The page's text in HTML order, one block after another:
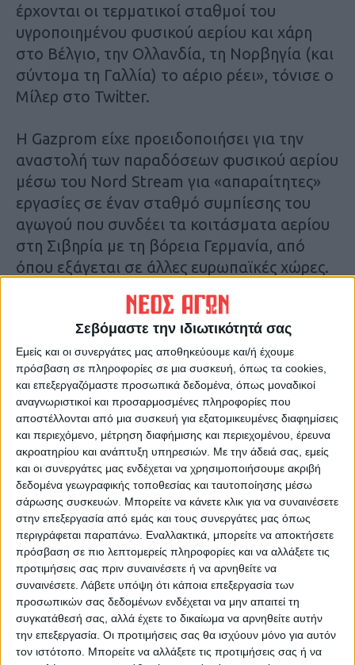
Σεβόμαστε την ιδιωτικότητά σας
Εμείς και οι συνεργάτες μας αποθηκεύουμε και/ή έχουμε
πρόσβαση σε πληροφορίες σε μια συσκευή, όπως τα cookies,
και επεξεργαζόμαστε προσωπικά δεδομένα, όπως μοναδικοί
αναγνωριστικοί και προσαρμοσμένες πληροφορίες που
αποστέλλονται από μια συσκευή για εξατομικευμένες διαφημίσεις
και περιεχόμενο, μέτρηση διαφήμισης και περιεχομένου, έρευνα
ακροατηρίου και ανάπτυξη υπηρεσιών. Με την άδειά σας, εμείς
και οι συνεργάτες μας ενδέχεται να χρησιμοποιήσουμε ακριβή
δεδομένα γεωγραφικής τοποθεσίας και ταυτοποίησης μέσω
σάρωσης συσκευών. Μπορείτε να κάνετε κλικ για να συναινέσετε
στην επεξεργασία από εμάς και τους συνεργάτες μας όπως
περιγράφεται παραπάνω. Εναλλακτικά, μπορείτε να αποκτήσετε
πρόσβαση σε πιο λεπτομερείς πληροφορίες και να αλλάξετε τις
προτιμήσεις σας πριν συναινέσετε ή να αρνηθείτε να
συναινέσετε. Λάβετε υπόψη ότι κάποια επεξεργασία των
προσωπικών σας δεδομένων ενδέχεται να μην απαιτεί τη
συγκατάθεσή σας, αλλά έχετε το δικαίωμα να αρνηθείτε αυτήν
την επεξεργασία. Οι προτιμήσεις σας θα ισχύουν μόνο για αυτόν
τον ιστότοπο. Μπορείτε να αλλάξετε τις προτιμήσεις σας ή να
έρχονται οι τερματικοί σταθμοί του
υγροποιημένου φυσικού αερίου και χάρη
στο Βέλγιο, την Ολλανδία, τη Νορβηγία (και
σύντομα τη Γαλλία) το αέριο ρέει», τόνισε ο
Μίλερ στο Twitter.
Η Gazprom είχε προειδοποιήσει για την
αναστολή των παραδόσεων φυσικού αερίου
μέσω του Nord Stream για «απαραίτητες»
εργασίες σε έναν σταθμό συμπίεσης του
αγωγού που συνδέει τα κοιτάσματα αερίου
στη Σιβηρία με τη βόρεια Γερμανία, από
όπου εξάγεται σε άλλες ευρωπαϊκές χώρες.
H ανακοίνωση για τον Nord Stream
Σύμφωνα με την ανακοίνωση της ρωσικής
εταιρείας, οι εργασίες συντήρησης είναι
προγραμματισμένο να διαρκέσουν ως τις
03:00 τα ξημερώματα του Σαββάτου ώρα
Ελλάδας. Μετά το ξέσπασμα του πολέμου
στην Ουκρανία, η ενέργεια βρίσκεται στο
επίκεντρο της αντιπαράθεσης μεταξύ της
Ρωσίας και της Δύσης, η οποία κατηγορεί
συχνά τη Μόσχα ότι χρησιμοποιεί το
φυσικό αέριο σαν «όπλο».
Η Gazprom έχει μειώσει κατά 80% τις
παραδόσεις φυσικού αερίου μέσω του Nord
Stream τους τελευταίους μήνες.